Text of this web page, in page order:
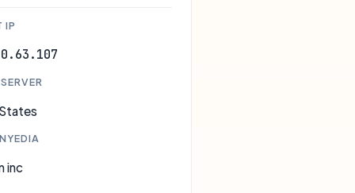
IP
inc